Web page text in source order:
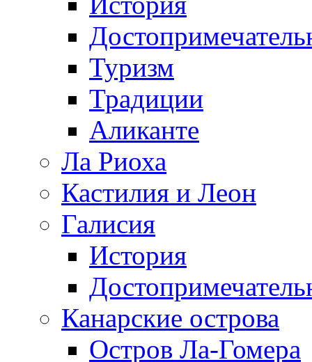
Туризм
Традиции
Аликанте
Ла Риоха
Кастилия и Леон
Галисия
История
Канарские острова
Остров Ла-Гомера